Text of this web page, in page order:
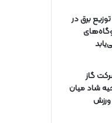
برق در
گاز
شاد میان
ورزش